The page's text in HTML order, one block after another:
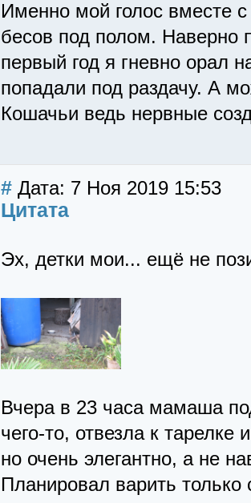
Именно мой голос вместе с
бесов под полом. Наверно
первый год я гневно орал
попадали под раздачу. А
Кошачьи ведь нервные
# Дата: 7 Ноя 2019 15:53
Цитата
Эх, детки мои... ещё не
Вчера в 23 часа мамаша
чего-то, отвезла к
но очень элегантно, а не
Планировал варить только